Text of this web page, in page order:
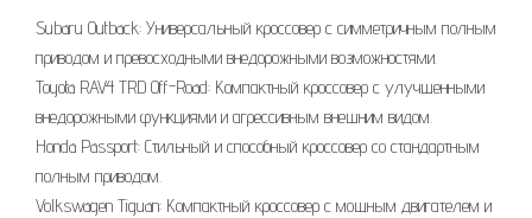
Subaru Outback: Универсальный кроссовер с симметричным полным
приводом и превосходными внедорожными возможностями.
Toyota RAV4 TRD Off-Road: Компактный кроссовер с улучшенными
внедорожными функциями и агрессивным внешним видом.
Honda Passport: Стильный и способный кроссовер со стандартным
полным приводом.
Volkswagen Tiguan: Компактный кроссовер с мощным двигателем и